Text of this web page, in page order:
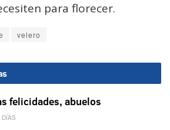
para florecer.
velero
felicidades, abuelos
DÍAS